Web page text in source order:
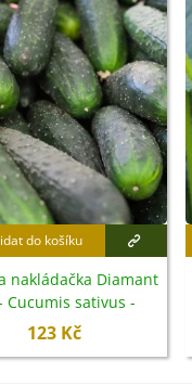
do košíku
nakládačka Diamant
Cucumis sativus -
semena - 8 ks
123 Kč